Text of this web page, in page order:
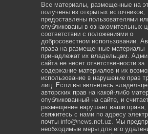
Все материалы, размещенные на
получены из открытых источников,
предоставлены пользователями
опубликованы в ознакомительных
соответствии с положениями о
добросовестном использовании.
права на размещенные материалы
принадлежат их владельцам.
сайта не несет ответственности за
содержание материалов и их
использование в нарушение прав
лиц. Если вы являетесь
авторских прав на какой-либо
опубликованный на сайте, и
размещение нарушает ваши права,
свяжитесь с нами по адресу
почты info@news.net.uz . Мы
необходимые меры для его